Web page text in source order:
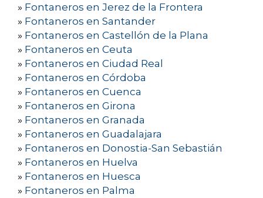
» Fontaneros en Jerez de la Frontera
» Fontaneros en Santander
» Fontaneros en Castellón de la Plana
» Fontaneros en Ceuta
» Fontaneros en Ciudad Real
» Fontaneros en Córdoba
» Fontaneros en Cuenca
» Fontaneros en Girona
» Fontaneros en Granada
» Fontaneros en Guadalajara
» Fontaneros en Donostia-San Sebastián
» Fontaneros en Huelva
» Fontaneros en Huesca
» Fontaneros en Palma